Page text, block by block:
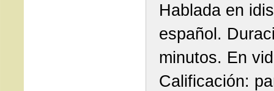
Hablada en
español.
minutos. En
Calificación: